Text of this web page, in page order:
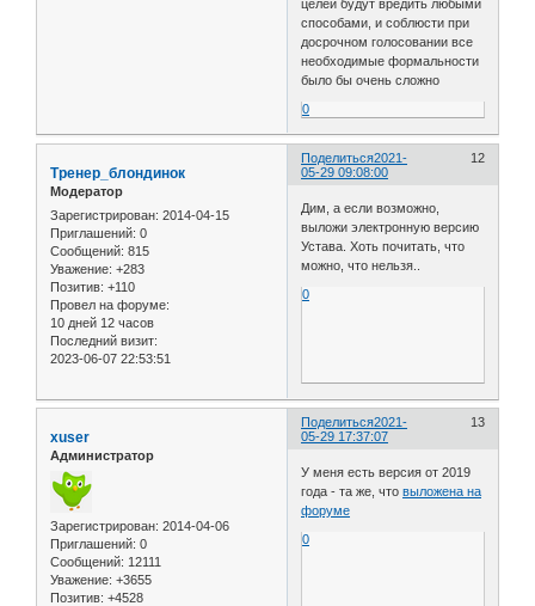
целей будут вредить любыми
способами, и соблюсти при
досрочном голосовании все
необходимые формальности
было бы очень сложно
0
Поделиться 12
2021-
05-29 09:08:00
Тренер_блондинок
Модератор
Зарегистрирован: 2014-04-15
Приглашений: 0
Сообщений: 815
Уважение: +283
Позитив: +110
Провел на форуме:
10 дней 12 часов
Последний визит:
2023-06-07 22:53:51
Дим, а если возможно,
выложи электронную версию
Устава. Хоть почитать, что
можно, что нельзя..
0
Поделиться 13
2021-
05-29 17:37:07
xuser
Администратор
Зарегистрирован: 2014-04-06
Приглашений: 0
Сообщений: 12111
Уважение: +3655
Позитив: +4528
У меня есть версия от 2019
года - та же, чтовыложена на
форуме
0